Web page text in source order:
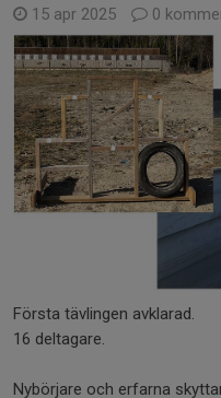
15 apr 2025 0
Första tävlingen avklarad.
16 deltagare.
Nybörjare och erfarna